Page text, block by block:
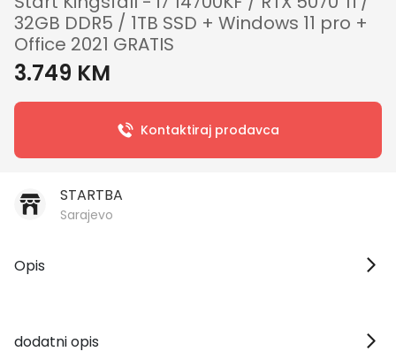
32GB DDR5 / 1TB SSD + Windows 11 pro +
Office 2021 GRATIS
3.749 KM
Kontaktiraj prodavca
STARTBA
Sarajevo
Opis
dodatni opis